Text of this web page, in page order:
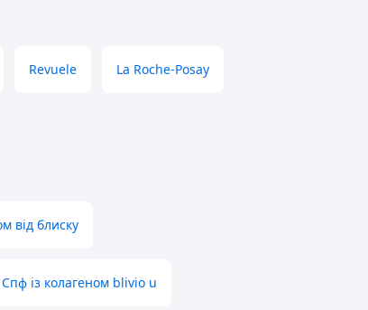
Revuele La Roche-Posay
від блиску
Спф із колагеном blivio u